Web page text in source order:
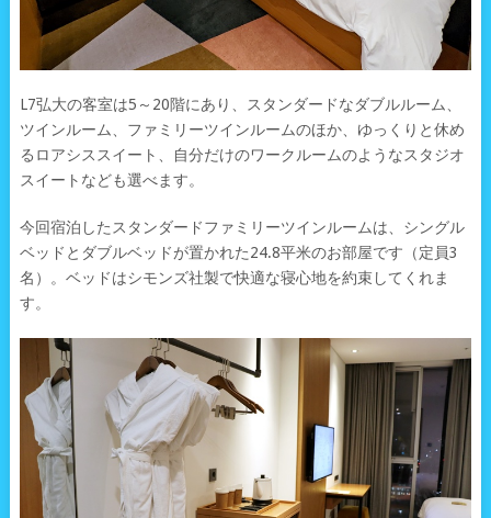
L7弘大の客室は5～20階にあり、スタンダードなダブルルーム、
ツインルーム、ファミリーツインルームのほか、ゆっくりと休め
るロアシススイート、自分だけのワークルームのようなスタジオ
スイートなども選べます。
今回宿泊したスタンダードファミリーツインルームは、シングル
ベッドとダブルベッドが置かれた24.8平米のお部屋です（定員3
名）。ベッドはシモンズ社製で快適な寝心地を約束してくれま
す。